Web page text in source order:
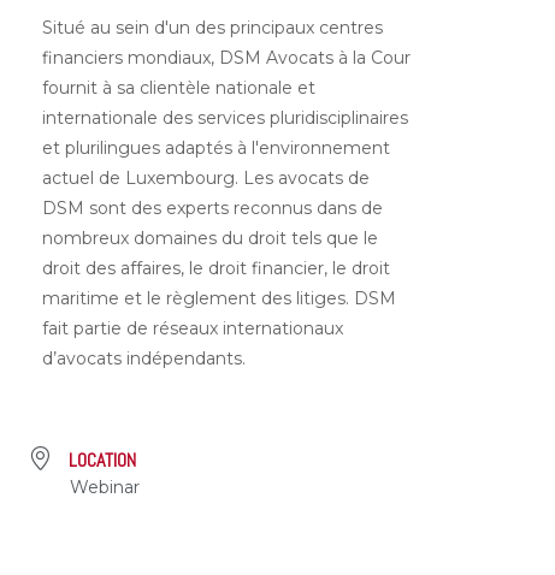
Situé au sein d'un des principaux centres
financiers mondiaux, DSM Avocats à la Cour
fournit à sa clientèle nationale et
internationale des services pluridisciplinaires
et plurilingues adaptés à l'environnement
actuel de Luxembourg. Les avocats de
DSM sont des experts reconnus dans de
nombreux domaines du droit tels que le
droit des affaires, le droit financier, le droit
maritime et le règlement des litiges. DSM
fait partie de réseaux internationaux
d’avocats indépendants.
LOCATION
Webinar